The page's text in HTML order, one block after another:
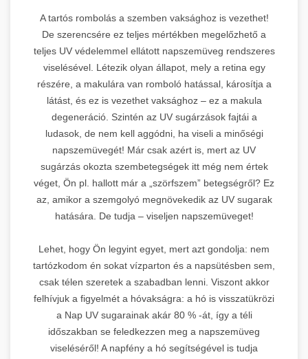
A tartós rombolás a szemben vaksághoz is vezethet!
De szerencsére ez teljes mértékben megelőzhető a
teljes UV védelemmel ellátott napszemüveg rendszeres
viselésével. Létezik olyan állapot, mely a retina egy
részére, a makulára van romboló hatással, károsítja a
látást, és ez is vezethet vaksághoz – ez a makula
degeneráció. Szintén az UV sugárzások fajtái a
ludasok, de nem kell aggódni, ha viseli a minőségi
napszemüvegét! Már csak azért is, mert az UV
sugárzás okozta szembetegségek itt még nem értek
véget, Ön pl. hallott már a „szörfszem” betegségről? Ez
az, amikor a szemgolyó megnövekedik az UV sugarak
hatására. De tudja – viseljen napszemüveget!
Lehet, hogy Ön legyint egyet, mert azt gondolja: nem
tartózkodom én sokat vízparton és a napsütésben sem,
csak télen szeretek a szabadban lenni. Viszont akkor
felhívjuk a figyelmét a hóvakságra: a hó is visszatükrözi
a Nap UV sugarainak akár 80 % -át, így a téli
időszakban se feledkezzen meg a napszemüveg
viseléséről! A napfény a hó segítségével is tudja